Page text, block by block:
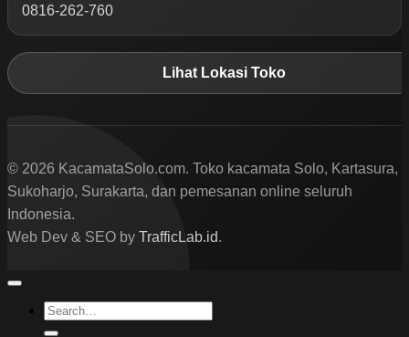
0816-262-760
Lihat Lokasi Toko
© 2026 KacamataSolo.com. Toko kacamata Solo, Kartasura,
Sukoharjo, Surakarta, dan pemesanan online seluruh
Indonesia.
Web Dev & SEO by TrafficLab.id.
Search
for: